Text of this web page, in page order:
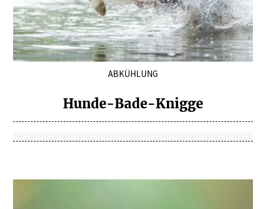
ABKÜHLUNG
Hunde-Bade-Knigge